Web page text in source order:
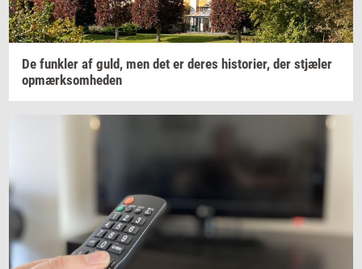
De funk­ler af guld, men det er deres hi­sto­ri­er, der stjæ­ler
op­mærk­som­he­den